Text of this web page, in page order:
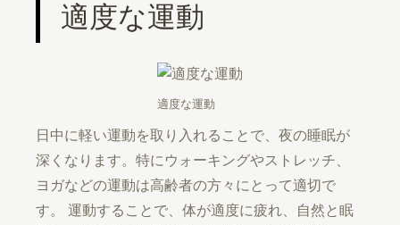
適度な運動
適度な運動
日中に軽い運動を取り入れることで、夜の睡眠が
深くなります。特にウォーキングやストレッチ、
ヨガなどの運動は高齢者の方々にとって適切で
す。 運動することで、体が適度に疲れ、自然と眠